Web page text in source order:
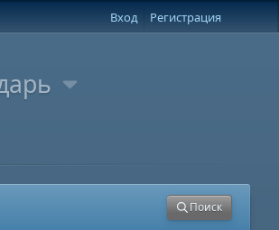
Вход Регистрация
Поиск